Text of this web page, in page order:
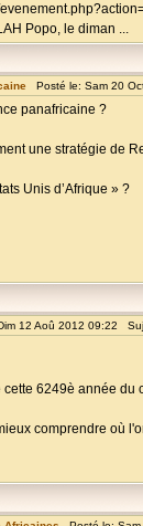
Popo, le diman ...
Posté le: Sam 20
panafricaine ?
une stratégie de
Unis d’Afrique » ?
12 Aoû 2012 09:22
6249è année
comprendre où